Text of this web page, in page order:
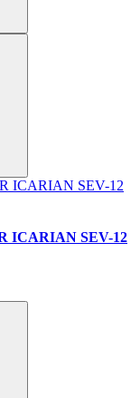
ICARIAN SEV-12